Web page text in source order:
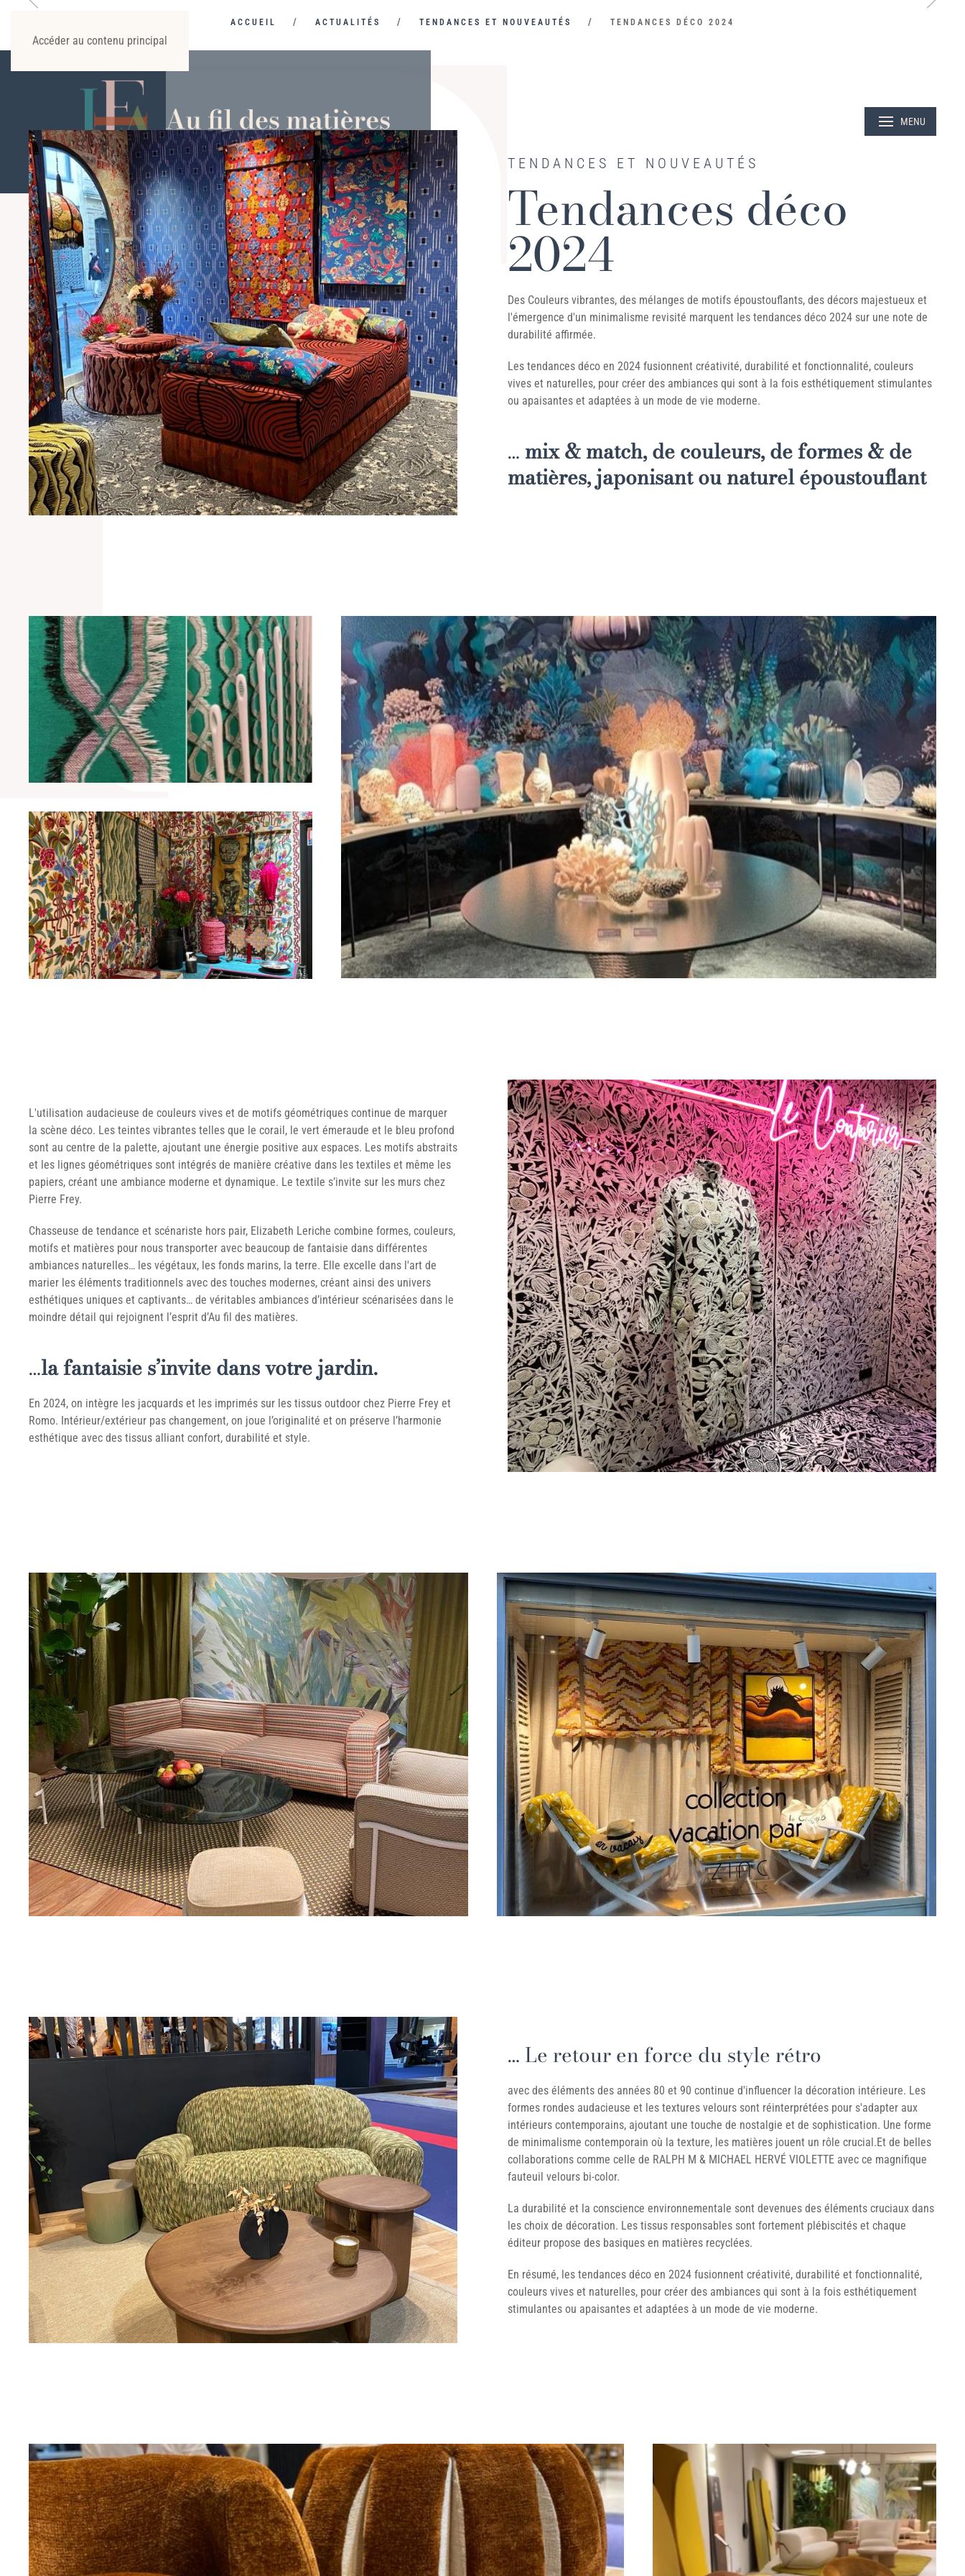
Accéder au contenu principal
ACCUEIL ACTUALITÉS TENDANCES ET NOUVEAUTÉS TENDANCES DÉCO 2024
TENDANCES ET NOUVEAUTÉS
Tendances déco
2024
Des Couleurs vibrantes, des mélanges de motifs époustouflants, des décors majestueux et
l'émergence d'un minimalisme revisité marquent les tendances déco 2024 sur une note de
durabilité affirmée.
Les tendances déco en 2024 fusionnent créativité, durabilité et fonctionnalité, couleurs
vives et naturelles, pour créer des ambiances qui sont à la fois esthétiquement stimulantes
ou apaisantes et adaptées à un mode de vie moderne.
… mix & match, de couleurs, de formes & de
matières, japonisant ou naturel époustouflant
L'utilisation audacieuse de couleurs vives et de motifs géométriques continue de marquer
la scène déco. Les teintes vibrantes telles que le corail, le vert émeraude et le bleu profond
sont au centre de la palette, ajoutant une énergie positive aux espaces. Les motifs abstraits
et les lignes géométriques sont intégrés de manière créative dans les textiles et même les
papiers, créant une ambiance moderne et dynamique. Le textile s’invite sur les murs chez
Pierre Frey.
Chasseuse de tendance et scénariste hors pair, Elizabeth Leriche combine formes, couleurs,
motifs et matières pour nous transporter avec beaucoup de fantaisie dans différentes
ambiances naturelles… les végétaux, les fonds marins, la terre. Elle excelle dans l'art de
marier les éléments traditionnels avec des touches modernes, créant ainsi des univers
esthétiques uniques et captivants… de véritables ambiances d’intérieur scénarisées dans le
moindre détail qui rejoignent l’esprit d’Au fil des matières.
…la fantaisie s’invite dans votre jardin.
En 2024, on intègre les jacquards et les imprimés sur les tissus outdoor chez Pierre Frey et
Romo. Intérieur/extérieur pas changement, on joue l’originalité et on préserve l’harmonie
esthétique avec des tissus alliant confort, durabilité et style.
… Le retour en force du style rétro
avec des éléments des années 80 et 90 continue d'influencer la décoration intérieure. Les
formes rondes audacieuse et les textures velours sont réinterprétées pour s'adapter aux
intérieurs contemporains, ajoutant une touche de nostalgie et de sophistication. Une forme
de minimalisme contemporain où la texture, les matières jouent un rôle crucial.Et de belles
collaborations comme celle de RALPH M & MICHAEL HERVÉ VIOLETTE avec ce magnifique
fauteuil velours bi-color.
La durabilité et la conscience environnementale sont devenues des éléments cruciaux dans
les choix de décoration. Les tissus responsables sont fortement plébiscités et chaque
éditeur propose des basiques en matières recyclées.
En résumé, les tendances déco en 2024 fusionnent créativité, durabilité et fonctionnalité,
couleurs vives et naturelles, pour créer des ambiances qui sont à la fois esthétiquement
stimulantes ou apaisantes et adaptées à un mode de vie moderne.